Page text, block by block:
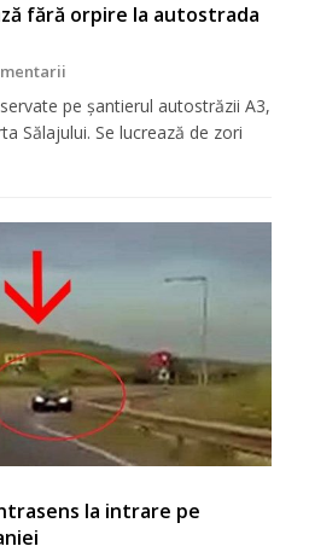
fără orpire la autostrada
pe șantierul autostrăzii A3,
Sălajului. Se lucrează de zori
la intrare pe